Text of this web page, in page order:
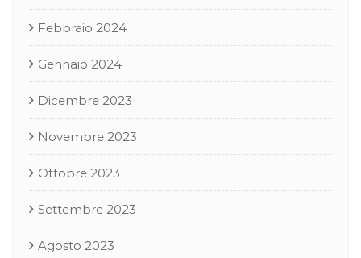
Febbraio 2024
Gennaio 2024
Dicembre 2023
Novembre 2023
Ottobre 2023
Settembre 2023
Agosto 2023